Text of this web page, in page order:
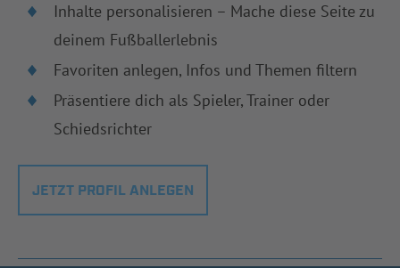
Inhalte personalisieren – Mache diese Seite zu
deinem Fußballerlebnis
Favoriten anlegen, Infos und Themen filtern
Präsentiere dich als Spieler, Trainer oder
Schiedsrichter
JETZT PROFIL ANLEGEN